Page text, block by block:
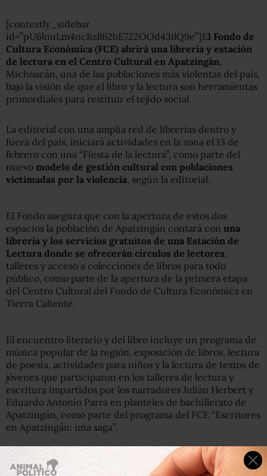
[contextly_sidebar
id=”pU6lnuLm4ncBzll62bE722OOd43ilQ9e”]El Fondo de
Cultura Económica (FCE) abrirá una librería y estación
de lectura en el Centro Cultural en Apatzingán,
Michoacán, una de las poblaciones más violentas del país,
bajo la visión de que el libro y la lectura son herramientas
primordiales para restituir el tejido social.
La editorial con una amplia red de librerías dentro y
fuera del país, iniciará actividades en la zona el 13 de
febrero con una “Fiesta de la lectura”, como parte del
nuevo modelo de gestión cultural con poblaciones
victimadas por la violencia, según la editorial.
El Fondo asegura que con la apertura de estos dos
espacios la población de Apatzingán contará con una
librería y los servicios gratuitos de una Estación de
Lectura donde se ofrecerán círculos de lectores,
talleres y acceso a colecciones de libros para todo
público, como parte de la apertura de la primera etapa
del Centro Cultural del Fondo de Cultura Económica en
Tierra Caliente.
El encuentro literario y del libro incluye un programa de
música popular de la región, exposición de libros, lectura
de poesía, actividades para niños y la lectura de textos de
jóvenes que participaron en los talleres de lectura y
escritura impartidos por los narradores Julián Herbert y
Eduardo Antonio Parra en planteles de bachillerato de
Apatzingán, como parte del programa del FCE “Escritores
en Apatzingán: una saga”.